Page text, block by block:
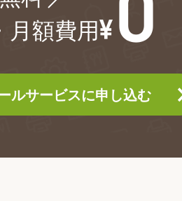
月額費用
ルサービスに申し込む